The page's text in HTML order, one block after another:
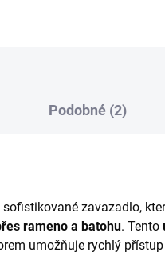
Podobné (2)
sofistikované zavazadlo,
rameno a batohu. Tento
umožňuje rychlý